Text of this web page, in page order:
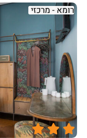





רומא - מרכזי